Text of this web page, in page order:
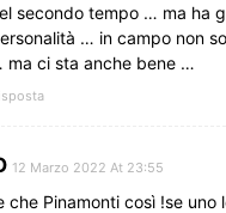
secondo tempo … ma ha
… in campo non
ma ci sta anche bene …
12 Marzo 2022 At 23:55
che Pinamonti così !se uno